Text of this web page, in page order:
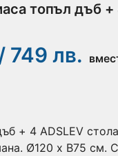
топъл дъб +
749 лв.
+ 4 ADSLEV
Ø120 x В75 см.